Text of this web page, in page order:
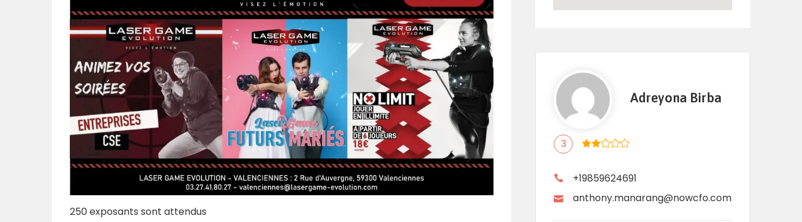
250 exposants sont attendus
Adreyona Birba
3
+19859624691
anthony.manarang@nowcfo.com